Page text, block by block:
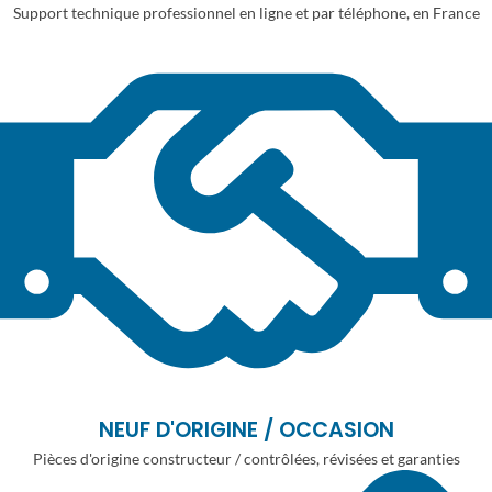
Support technique professionnel en ligne et par téléphone, en France
NEUF D'ORIGINE / OCCASION
Pièces d'origine constructeur / contrôlées, révisées et garanties